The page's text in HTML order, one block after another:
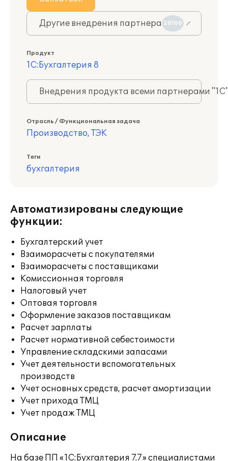
Другие внедрения партнера 20100
Продукт
1С:Бухгалтерия 8
Внедрения продукта всеми партнерами
Отрасль / Функциональная задача
Производство, ТЭК
Теги
бухгалтерия
Автоматизированы следующие
функции:
Бухгалтерский учет
Взаиморасчеты с покупателями
Взаиморасчеты с поставщиками
Комиссионная торговля
Налоговый учет
Оптовая торговля
Оформление заказов поставщикам
Расчет зарплаты
Расчет нормативной себестоимости
Управление складскими запасами
Учет деятельности вспомогательных
производств
Учет основных средств, расчет амортизации
Учет прихода ТМЦ
Учет продаж ТМЦ
Описание
На базе ПП «1С:Бухгалтерия 7.7» специалистами